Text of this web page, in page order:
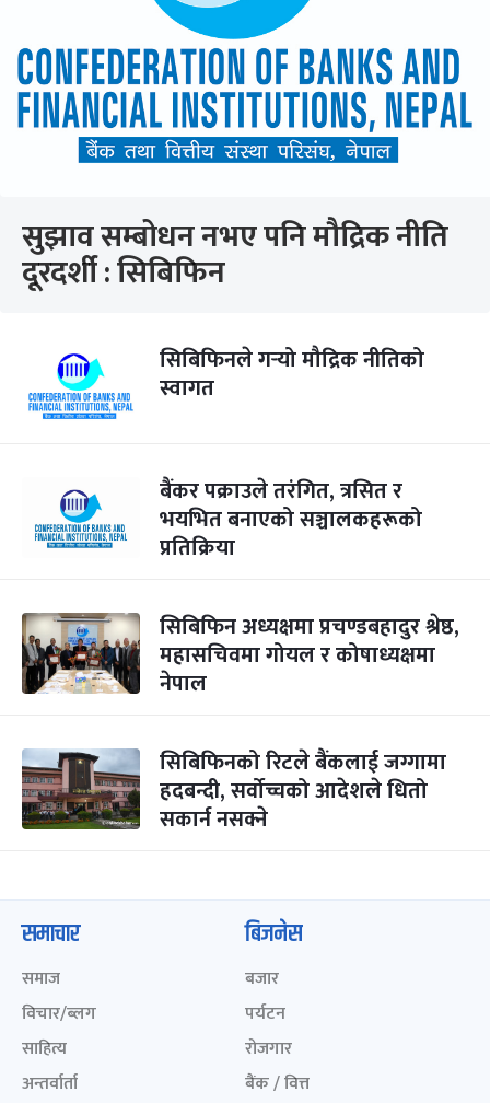
सुझाव सम्बोधन नभए पनि मौद्रिक नीति
दूरदर्शी : सिबिफिन
सिबिफिनले गर्‍यो मौद्रिक नीतिको
स्वागत
बैंकर पक्राउले तरंगित, त्रसित र
भयभित बनाएको सञ्चालकहरूको
प्रतिक्रिया
सिबिफिन अध्यक्षमा प्रचण्डबहादुर श्रेष्ठ,
महासचिवमा गोयल र कोषाध्यक्षमा
नेपाल
सिबिफिनको रिटले बैंकलाई जग्गामा
हदबन्दी, सर्वोच्चको आदेशले धितो
सकार्न नसक्ने
समाचार
समाज
विचार/ब्लग
साहित्य
अन्तर्वार्ता
बिजनेस
बजार
पर्यटन
रोजगार
बैंक / वित्त